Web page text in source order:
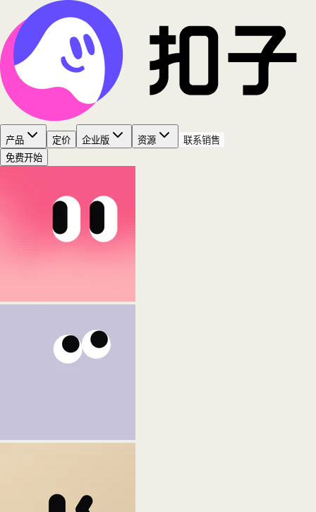
产品 定价 企业版 资源
联系销售
免费开始